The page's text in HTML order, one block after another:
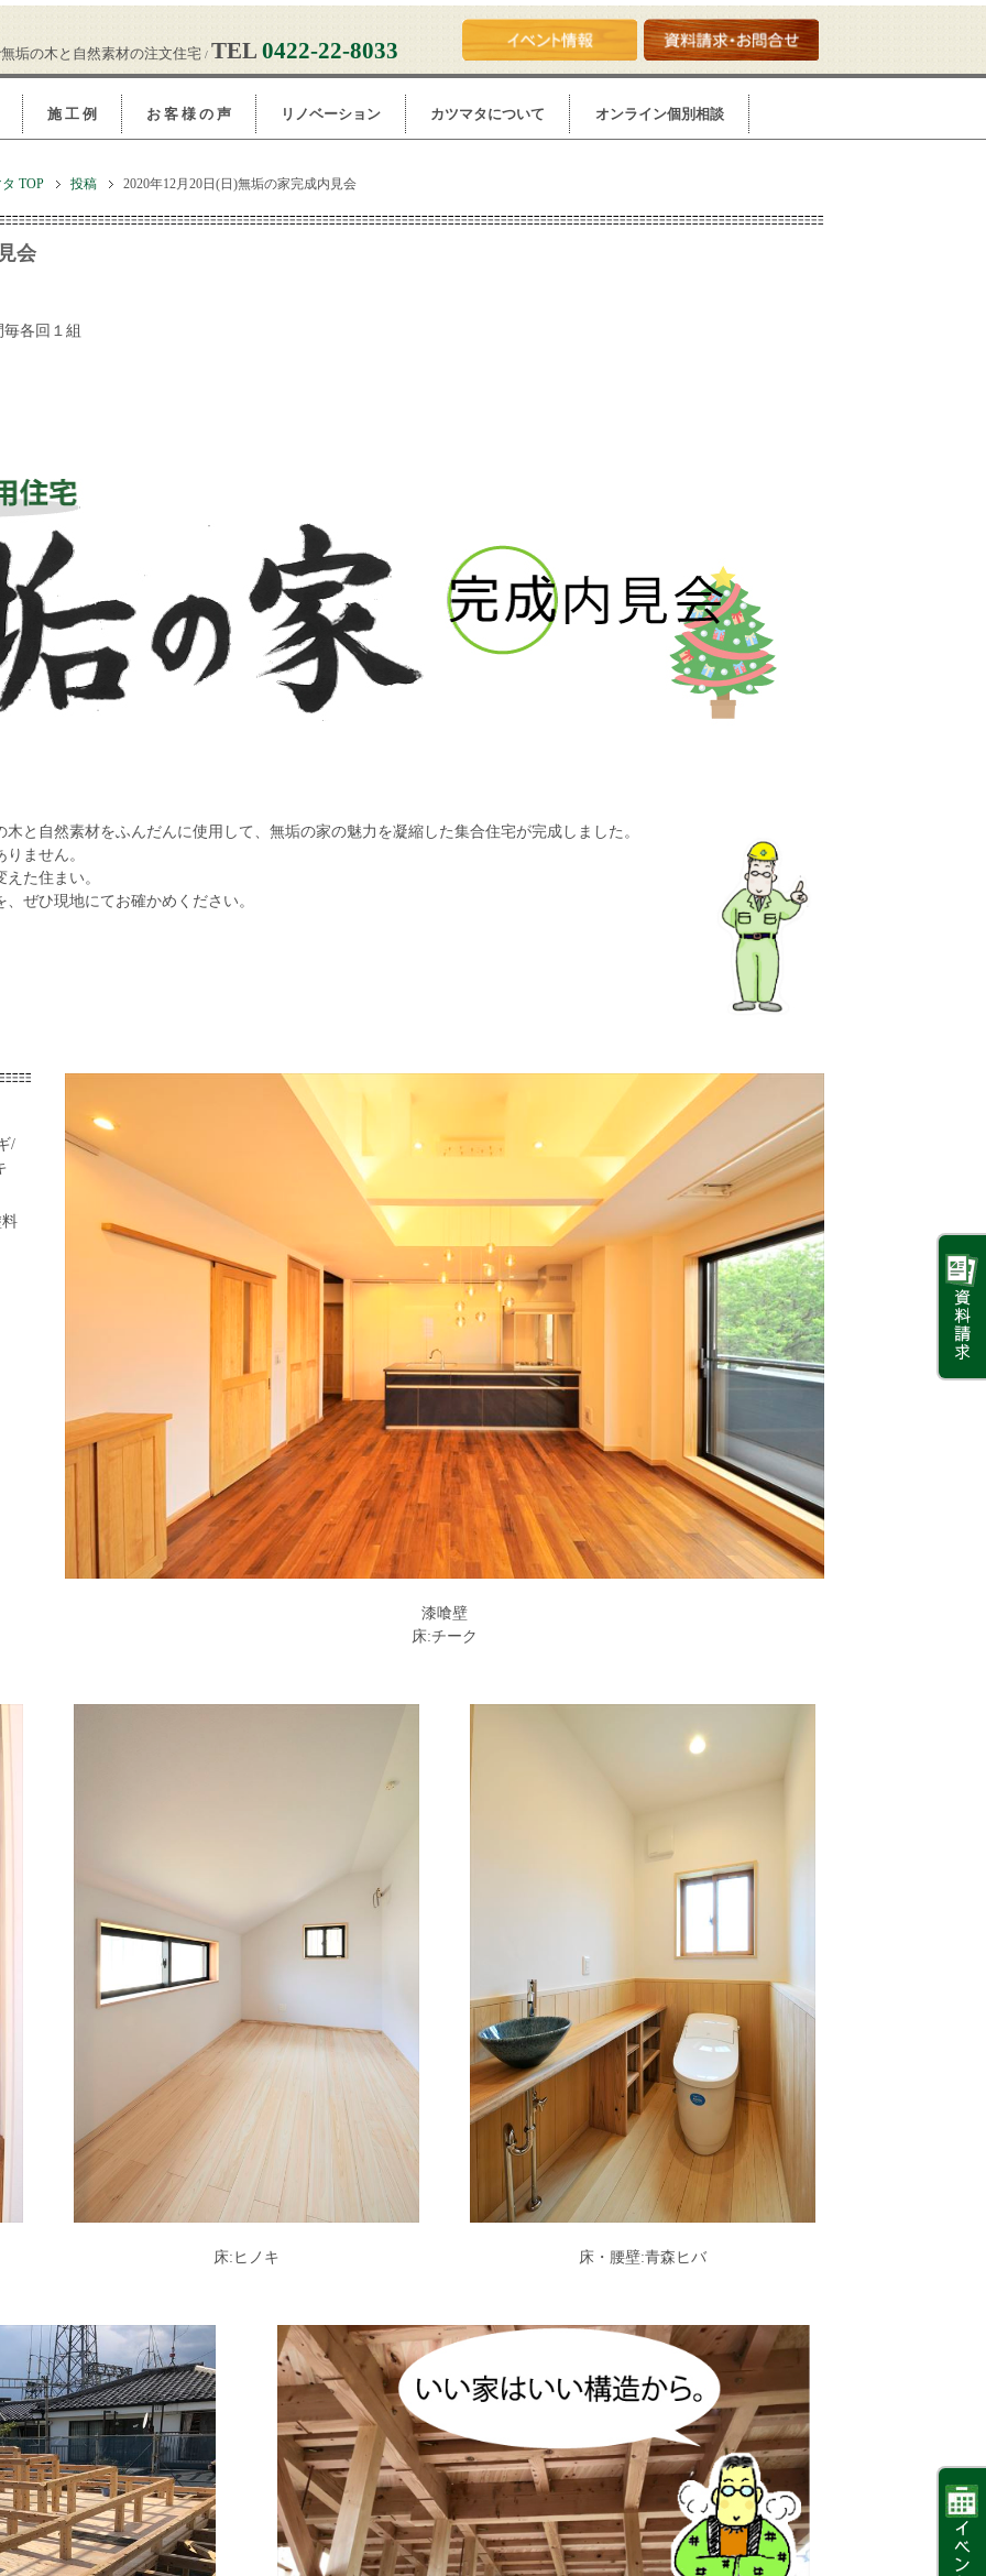
垢の木と自然素材の注文住宅 / TEL 0422-22-8033
施 工 例 お 客 様 の 声 リノベーション カツマタについて オンライン個別相談
TOP 投稿 2020年12月20日(日)無垢の家完成内見会
会
各回１組
と自然素材をふんだんに使用して、無垢の家の魅力を凝縮した集合住宅が完成しました。
ません。
た住まい。
ぜひ現地にてお確かめください。
/
漆喰壁
床:チーク
床:ヒノキ 床・腰壁:青森ヒバ